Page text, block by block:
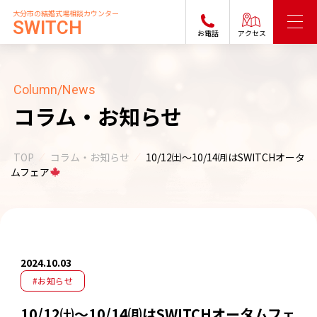
大分市の結婚式場相談カウンター
SWITCH お電話 アクセス
Column/News
コラム・お知らせ
TOP コラム・お知らせ
10/12㈯～10/14㈪はSWITCHオータ
ムフェア
2024.10.03
#お知らせ